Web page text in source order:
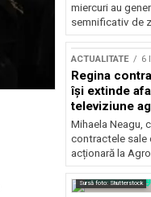
miercuri au
semnificativ de
ACTUALITATE 6
Regina
își extinde
televiziune
Mihaela Neagu,
contractele sale
acționară la
Sursă foto: Shutterstock